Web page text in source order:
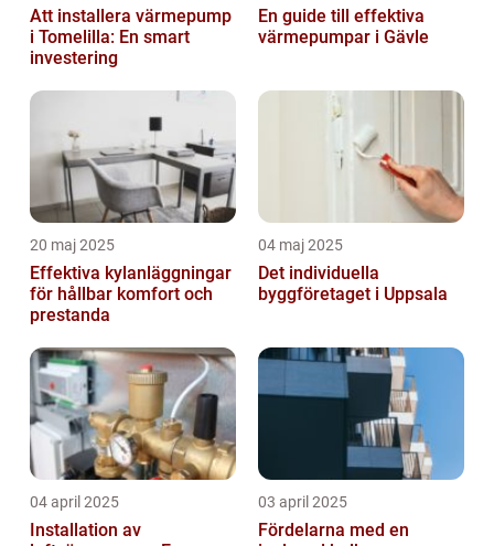
Att installera värmepump
i Tomelilla: En smart
investering
En guide till effektiva
värmepumpar i Gävle
20 maj 2025
Effektiva kylanläggningar
för hållbar komfort och
prestanda
04 maj 2025
Det individuella
byggföretaget i Uppsala
04 april 2025
Installation av
03 april 2025
Fördelarna med en